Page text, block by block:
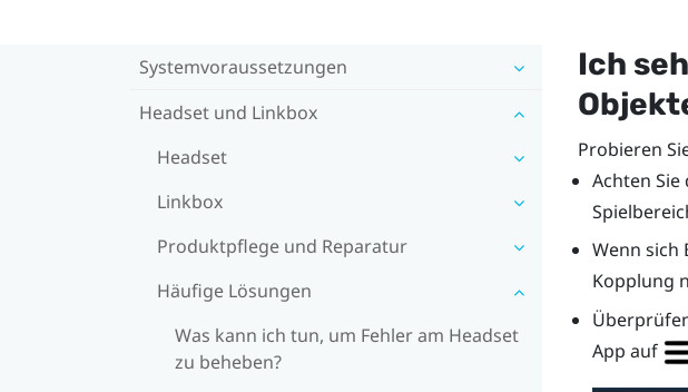
Systemvoraussetzungen
Headset und Linkbox
Headset
Linkbox
Produktpflege und Reparatur
Häufige Lösungen
Was kann ich tun, um Fehler am Headset
zu beheben?
Ich
Probieren
Achten
Wenn sich
Kopplung
App auf